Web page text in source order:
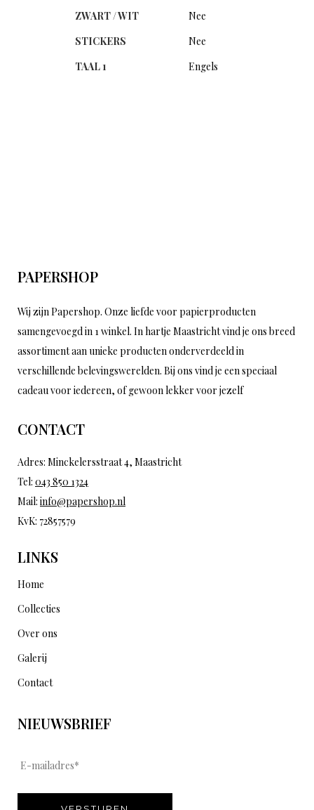
ZWART / WIT
Nee
STICKERS
Nee
TAAL 1
Engels
PAPERSHOP
Wij zijn Papershop. Onze liefde voor papierproducten
samengevoegd in 1 winkel. In hartje Maastricht vind je ons breed
assortiment aan unieke producten onderverdeeld in
verschillende belevingswerelden. Bij ons vind je een speciaal
cadeau voor iedereen, of gewoon lekker voor jezelf
CONTACT
Adres: Minckelersstraat 4, Maastricht
Tel: 043 850 1324
Mail: info@papershop.nl
KvK: 72857579
LINKS
Home
Collecties
Over ons
Galerij
Contact
NIEUWSBRIEF
-
m